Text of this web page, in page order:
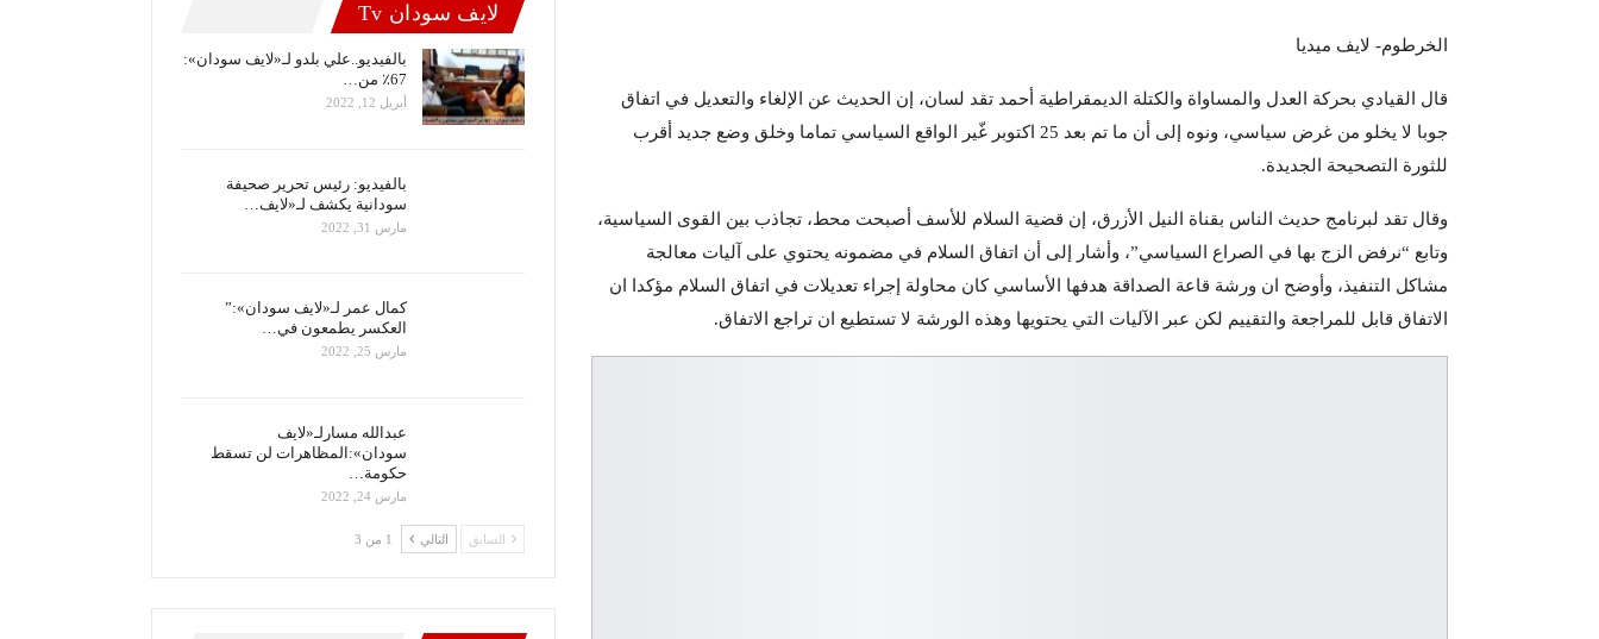
الخرطوم- لايف ميديا
قال القيادي بحركة العدل والمساواة والكتلة الديمقراطية أحمد تقد لسان، إن الحديث عن الإلغاء والتعديل في اتفاق
جوبا لا يخلو من غرض سياسي، ونوه إلى أن ما تم بعد 25 اكتوبر غّير الواقع السياسي تماما وخلق وضع جديد أقرب
للثورة التصحيحة الجديدة.
وقال تقد لبرنامج حديث الناس بقناة النيل الأزرق، إن قضية السلام للأسف أصبحت محط، تجاذب بين القوى السياسية،
وتابع “نرفض الزج بها في الصراع السياسي”، وأشار إلى أن اتفاق السلام في مضمونه يحتوي على آليات معالجة
مشاكل التنفيذ، وأوضح ان ورشة قاعة الصداقة هدفها الأساسي كان محاولة إجراء تعديلات في اتفاق السلام مؤكدا ان
الاتفاق قابل للمراجعة والتقييم لكن عبر الآليات التي يحتويها وهذه الورشة لا تستطيع ان تراجع الاتفاق.
لايف سودان Tv
بالفيديو..علي بلدو لـ«لايف سودان»:
67٪ من…
أبريل 12, 2022
بالفيديو: رئيس تحرير صحيفة
سودانية يكشف لـ«لايف…
مارس 31, 2022
كمال عمر لـ«لايف سودان»:”
العكسر يطمعون في…
مارس 25, 2022
عبدالله مسارلـ«لايف
سودان»:المظاهرات لن تسقط
حكومة…
مارس 24, 2022
السابق التالي 1 من 3